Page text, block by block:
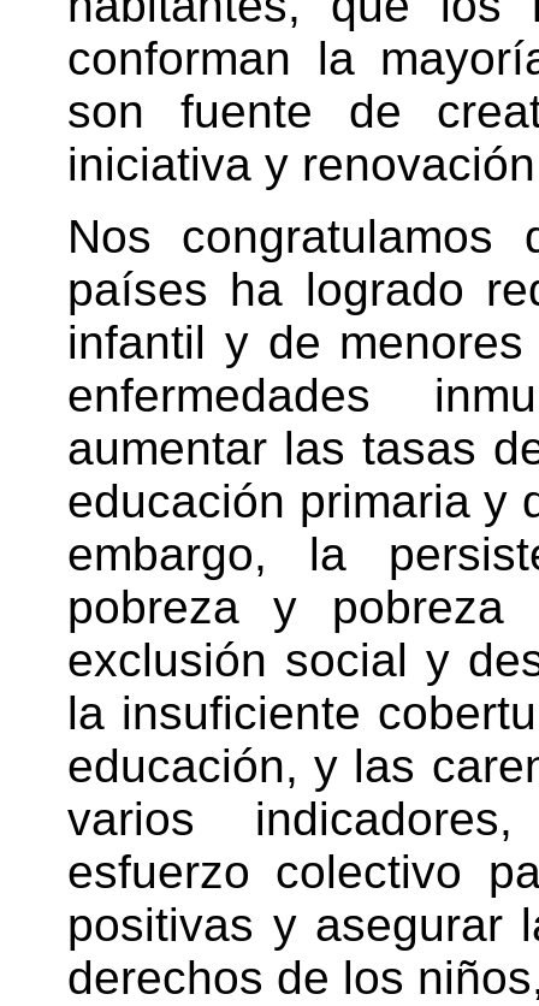
conforman la
son fuente de
iniciativa y
Nos
países ha logrado
infantil y de
enfermedades
aumentar las tasas
educación primaria y
embargo, la
pobreza y pobreza
exclusión social y
la insuficiente
educación, y las
varios
esfuerzo colectivo
positivas y asegurar
derechos de los